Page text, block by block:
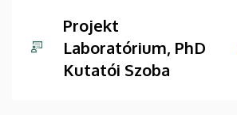
Projekt
Laboratórium, PhD
Kutatói Szoba